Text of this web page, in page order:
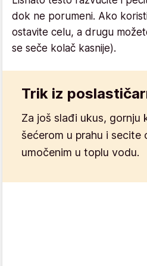
dok ne porumeni. Ako
ostavite celu, a drugu
se seče kolač kasnije).
Trik iz
Za još slađi ukus, gornju
šećerom u prahu i secite
umočenim u toplu vodu.